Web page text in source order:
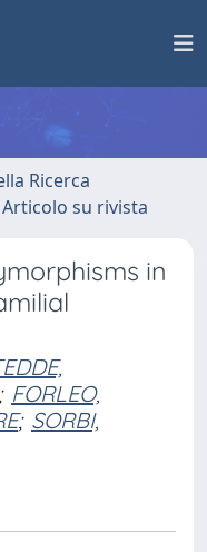
Ricerca
Articolo su rivista
in
; FORLEO,
; SORBI,